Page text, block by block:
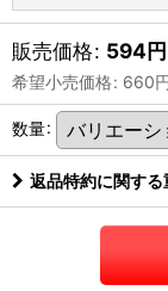
販売価格: 594円
希望小売価格: 660
数量:
返品特約に関する